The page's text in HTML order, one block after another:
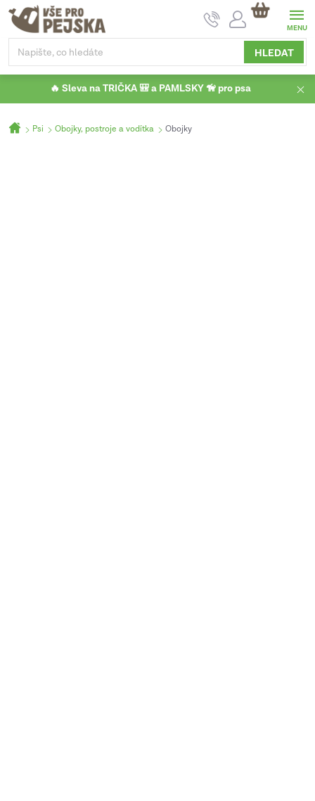
Přejít
obsah
HLEDAT
NÁKUPNÍ
KOŠÍK
🔥 Sleva na TRIČKA 🎒 a PAMLSKY 🦮 pro psa
Domů
Psi Obojky, postroje a vodítka Obojky